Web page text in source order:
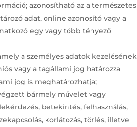
azonosítható az a természetes
adat, online azonosító vagy a
egy vagy több tényező
a személyes adatok kezelésének
vagy a tagállami jog határozza
jog is meghatározhatja;
bármely művelet vagy
betekintés, felhasználás,
korlátozás, törlés, illetve